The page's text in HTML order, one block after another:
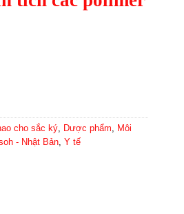
cho sắc ký Dược phẩm
Môi
- Nhật Bản ,Y tế